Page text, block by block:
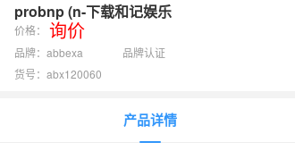
probnp (n-下载和记娱乐
价格： 询价
品牌：abbexa
品牌认证
货号：abx120060
产品详情